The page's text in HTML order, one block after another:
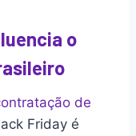
o
de
Friday é